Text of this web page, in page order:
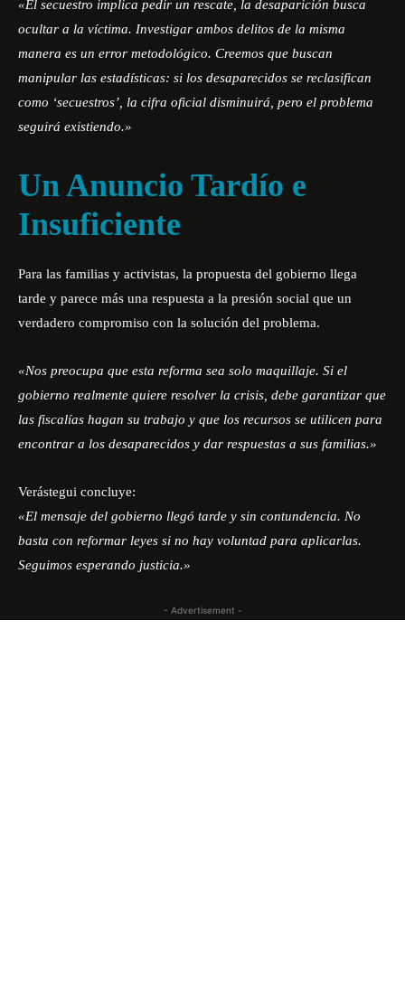
«El secuestro implica pedir un rescate, la desaparición busca
ocultar a la víctima. Investigar ambos delitos de la misma
manera es un error metodológico. Creemos que buscan
manipular las estadísticas: si los desaparecidos se reclasifican
como ‘secuestros’, la cifra oficial disminuirá, pero el problema
seguirá existiendo.»
Un Anuncio Tardío e
Insuficiente
Para las familias y activistas, la propuesta del gobierno llega
tarde y parece más una respuesta a la presión social que un
verdadero compromiso con la solución del problema.
«Nos preocupa que esta reforma sea solo maquillaje. Si el
gobierno realmente quiere resolver la crisis, debe garantizar que
las fiscalías hagan su trabajo y que los recursos se utilicen para
encontrar a los desaparecidos y dar respuestas a sus familias.»
Verástegui concluye:
«El mensaje del gobierno llegó tarde y sin contundencia. No
basta con reformar leyes si no hay voluntad para aplicarlas.
Seguimos esperando justicia.»
- Advertisement -